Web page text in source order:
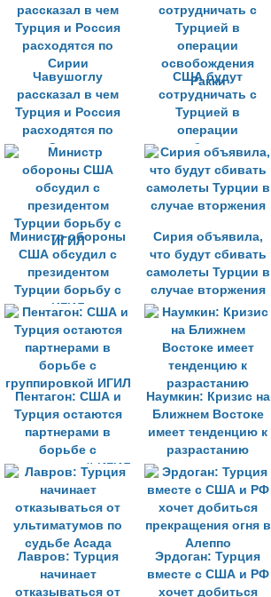
Чавушоглу
рассказал в чем
Турция и Россия
расходятся по
Сирии
США будут
сотрудничать с
Турцией в
операции
освобождения
Ракки
Министр обороны
США обсудил с
президентом
Турции борьбу с
ИГИЛ
Сирия объявила,
что будут сбивать
самолеты Турции в
случае вторжения
Пентагон: США и
Турция остаются
партнерами в
борьбе с
группировкой ИГИЛ
Наумкин: Кризис на
Ближнем Востоке
имеет тенденцию к
разрастанию
Лавров: Турция
начинает
отказываться от
Эрдоган: Турция
вместе с США и РФ
хочет добиться